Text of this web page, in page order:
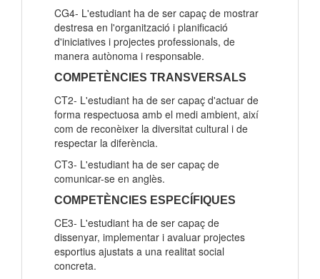
CG4- L'estudiant ha de ser capaç de mostrar
destresa en l'organització i planificació
d'iniciatives i projectes professionals, de
manera autònoma i responsable.
COMPETÈNCIES TRANSVERSALS
CT2- L'estudiant ha de ser capaç d'actuar de
forma respectuosa amb el medi ambient, així
com de reconèixer la diversitat cultural i de
respectar la diferència.
CT3- L'estudiant ha de ser capaç de
comunicar-se en anglès.
COMPETÈNCIES ESPECÍFIQUES
CE3- L'estudiant ha de ser capaç de
dissenyar, implementar i avaluar projectes
esportius ajustats a una realitat social
concreta.